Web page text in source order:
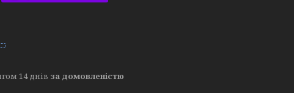
14 днів за домовленістю